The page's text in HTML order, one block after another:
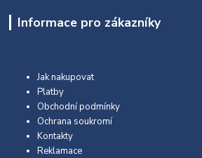
Informace pro zákazníky
Jak nakupovat
Platby
Obchodní podmínky
Ochrana soukromí
Kontakty
Reklamace